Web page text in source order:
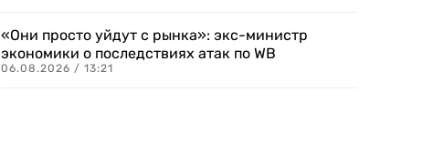
«Они просто уйдут с рынка»: экс-министр
экономики о последствиях атак по WB
06.08.2026 / 13:21